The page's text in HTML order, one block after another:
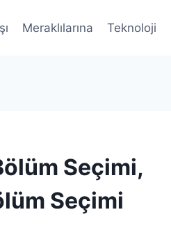
Meraklılarına Teknoloji
Seçimi,
Seçimi